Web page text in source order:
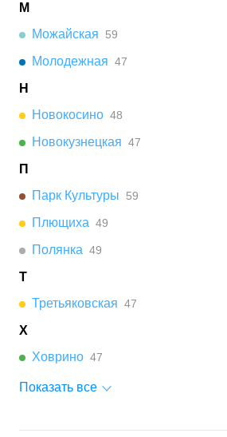
М
Можайская
59
Молодежная 47
Н
Новокосино 48
Новокузнецкая 47
П
Парк Культуры
59
Плющиха 49
Полянка 49
Т
Третьяковская 47
Х
Ховрино 47
Показать все